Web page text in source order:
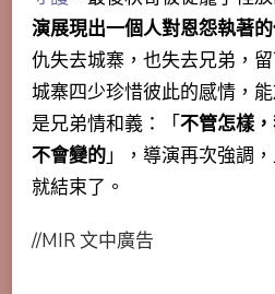
演展現出一個人對恩怨執著
仇失去城寨，也失去兄弟，
城寨四少珍惜彼此的感情，
是兄弟情和義：「不管怎樣
不會變的」，導演再次強調
就結束了。
//MIR 文中廣告